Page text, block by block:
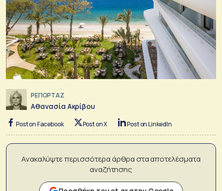
ΡΕΠΟΡΤΑΖ
Αθανασία Ακρίβου
Post on Facebook Post on X Post on LinkedIn
Ανακαλύψτε περισσότερα άρθρα στα αποτελέσματα
αναζήτησης